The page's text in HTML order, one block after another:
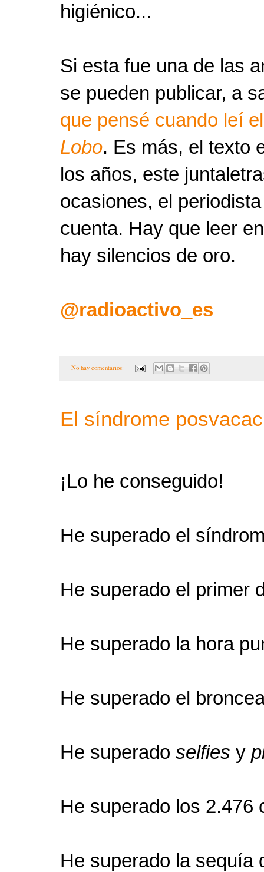
higiénico...
Si esta fue una de las
se pueden publicar, a
que pensé cuando leí
Lobo. Es más, el texto
los años, este
ocasiones, el
cuenta. Hay que leer
hay silencios de oro.
@radioactivo_es
No hay comentarios:
El síndrome
¡Lo he conseguido!
He superado el
He superado el primer
He superado la hora
He superado el
He superado selfies y
He superado los 2.476
He superado la sequía